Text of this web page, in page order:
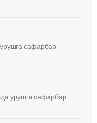
сафарбар
урушга сафарбар